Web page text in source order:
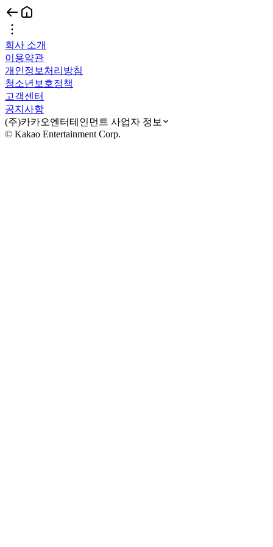
회사 소개
이용약관
개인정보처리방침
청소년보호정책
고객센터
공지사항
(주)카카오엔터테인먼트 사업자 정보
© Kakao Entertainment Corp.